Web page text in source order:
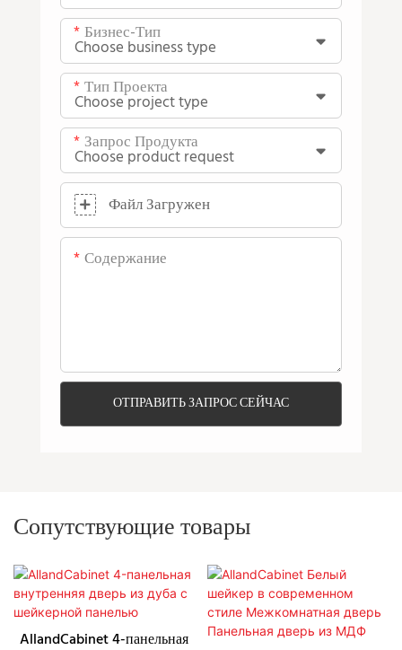
Бизнес-Тип
Тип Проекта
Запрос Продукта
Файл Загружен
Содержание
ОТПРАВИТЬ ЗАПРОС СЕЙЧАС
Сопутствующие товары
AllandCabinet 4-панельная